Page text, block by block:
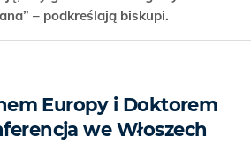
– podkreślają biskupi.
Europy i Doktorem
we Włoszech